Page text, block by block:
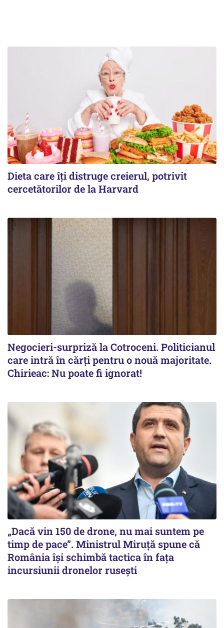
Dieta care îți distruge creierul, potrivit
cercetătorilor de la Harvard
Negocieri-surpriză la Cotroceni. Politicianul
care intră în cărți pentru o nouă majoritate.
Chirieac: Nu poate fi ignorat!
„Dacă vin 150 de drone, nu mai suntem pe
timp de pace”. Ministrul Miruţă spune că
România își schimbă tactica în fața
incursiunii dronelor rusești